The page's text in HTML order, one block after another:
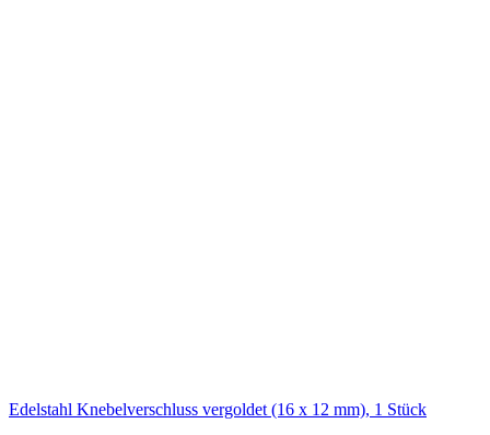
Edelstahl Knebelverschluss vergoldet (16 x 12 mm), 1 Stück